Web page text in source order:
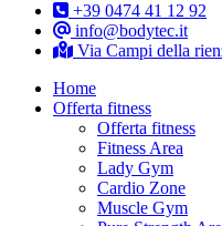
+39 0474 41 12 92
info@bodytec.it
Via Campi della
Home
Offerta fitness
Offerta fitness
Fitness Area
Lady Gym
Cardio Zone
Muscle Gym